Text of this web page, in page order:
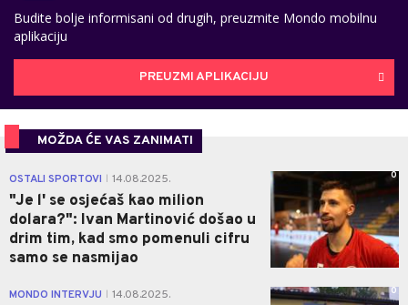
Budite bolje informisani od drugih, preuzmite Mondo mobilnu
aplikaciju
PREUZMI APLIKACIJU
MOŽDA ĆE VAS ZANIMATI
OSTALI SPORTOVI 14.08.2025.
"Je l' se osjećaš kao milion
dolara?": Ivan Martinović došao u
drim tim, kad smo pomenuli cifru
samo se nasmijao
0
MONDO INTERVJU 14.08.2025. 0